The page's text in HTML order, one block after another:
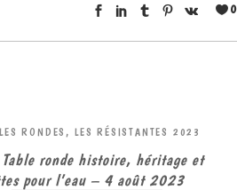
0
RONDES , LES RÉSISTANTES 2023
ronde histoire, héritage et
pour l’eau – 4 août 2023